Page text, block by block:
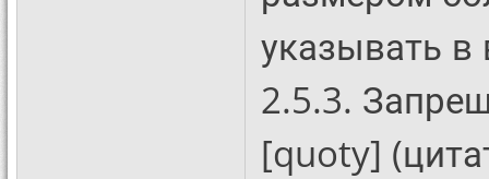
указывать
2.5.3.
[quoty]